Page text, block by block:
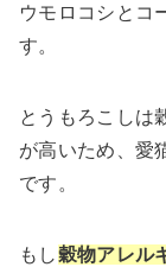
ウモロコシとコ
す。
とうもろこしは
が高いため、愛
です。
もし穀物アレル